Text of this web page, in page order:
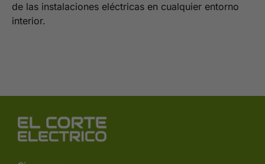
de las instalaciones eléctricas en cualquier entorno
interior.